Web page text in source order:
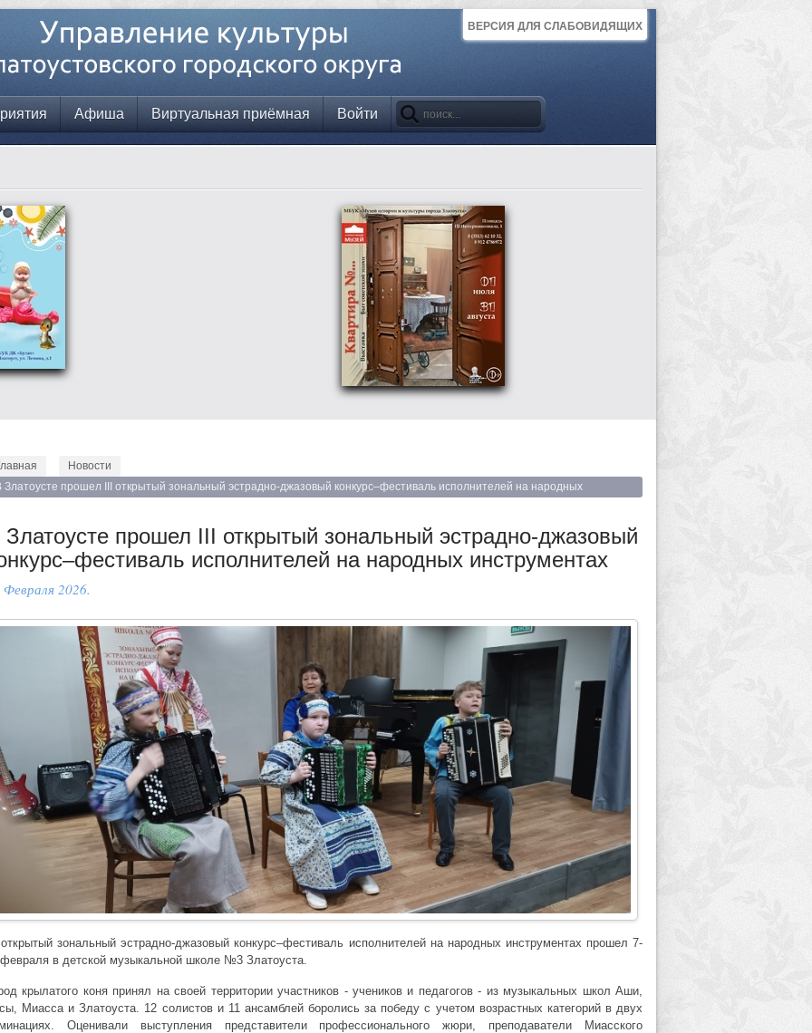
ВЕРСИЯ ДЛЯ СЛАБОВИДЯЩИХ
Афиша Виртуальная приёмная Войти
Новости
Златоусте прошел III открытый зональный эстрадно-джазовый конкурс–фестиваль исполнителей на народных
Златоусте прошел III открытый зональный эстрадно-джазовый
исполнителей на народных инструментах
Февраля 2026.
открытый зональный эстрадно-джазовый конкурс–фестиваль исполнителей на народных инструментах прошел 7-
февраля в детской музыкальной школе №3 Златоуста.
крылатого коня принял на своей территории участников - учеников и педагогов - из музыкальных школ Аши,
Миасса и Златоуста. 12 солистов и 11 ансамблей боролись за победу с учетом возрастных категорий в двух
Оценивали выступления представители профессионального жюри, преподаватели Миасского